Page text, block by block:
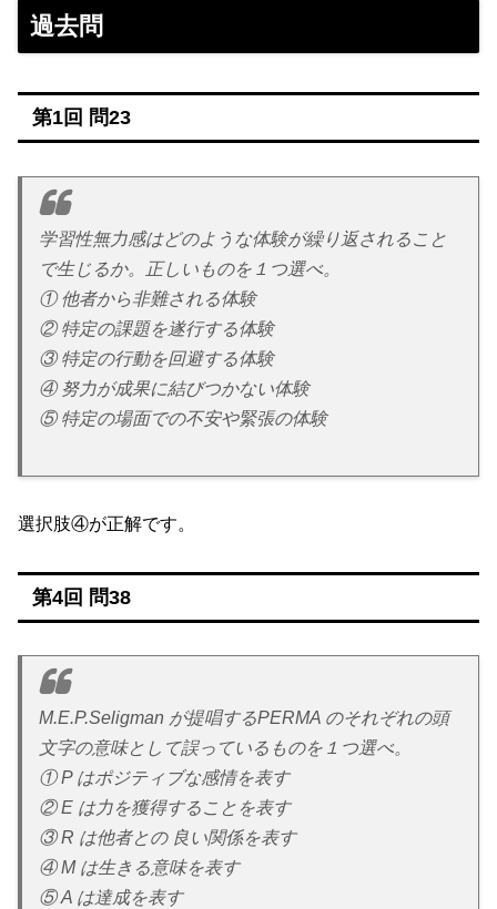
過去問
第1回 問23
学習性無力感はどのような体験が繰り返されること
で生じるか。正しいものを１つ選べ。
① 他者から非難される体験
② 特定の課題を遂行する体験
③ 特定の行動を回避する体験
④ 努力が成果に結びつかない体験
⑤ 特定の場面での不安や緊張の体験
選択肢④が正解です。
第4回 問38
M.E.P.Seligman が提唱するPERMA のそれぞれの頭
文字の意味として誤っているものを１つ選べ。
① P はポジティブな感情を表す
② E は力を獲得することを表す
③ R は他者との 良い関係を表す
④ M は生きる意味を表す
⑤ A は達成を表す